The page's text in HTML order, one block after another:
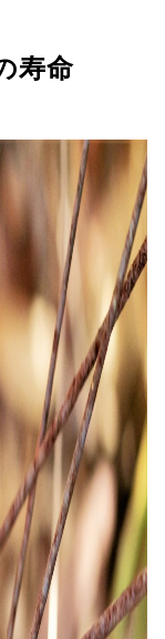
寿命